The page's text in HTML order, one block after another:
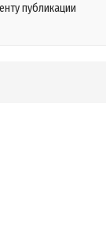
публикации